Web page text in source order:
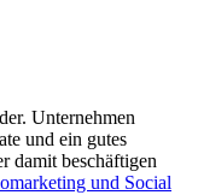
Unternehmen
und ein gutes
damit beschäftigen
und Social